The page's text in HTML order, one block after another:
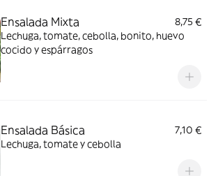
Ensalada Mixta
8,75 €
Lechuga, tomate, cebolla, bonito, huevo
cocido y espárragos
Ensalada Básica
7,10 €
Lechuga, tomate y cebolla